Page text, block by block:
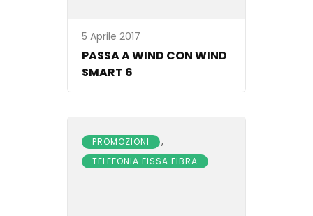
5 Aprile 2017
PASSA A WIND CON WIND
SMART 6
PROMOZIONI ,
TELEFONIA FISSA FIBRA